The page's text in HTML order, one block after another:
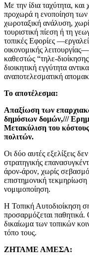
Με την ίδια ταχύτητα, και
προχωρά η ενοποίηση των
χωροταξική ανάλυση,
τουριστική πίεση ή τη
τοπικές Εφορίες
οικονομικής
καθεστώς “τηλε-
διοικητική εγγύτητα
αναποτελεσματική
Το αποτέλεσμα:
Απαξίωση των
δημόσιων δομών,///
Μετακύλιση του
πολιτών.
Οι δύο αυτές εξελίξεις
στρατηγικής
άρον-άρον, χωρίς
επιστημονική
νομιμοποίηση.
Η Τοπική Αυτοδιοίκηση
προσαρμόζεται παθητικά.
δικαίωμα των τοπικών
τόπο τους.
ΖΗΤΑΜΕ ΑΜΕΣΑ: